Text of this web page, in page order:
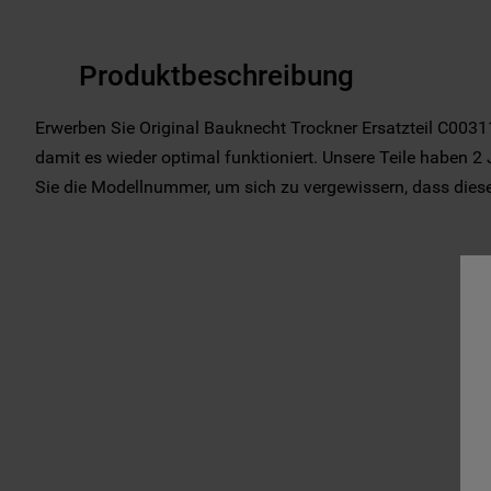
Produktbeschreibung
Erwerben Sie Original Bauknecht Trockner Ersatzteil
damit es wieder optimal funktioniert. Unsere Teile haben
Sie die Modellnummer, um sich zu vergewissern, dass